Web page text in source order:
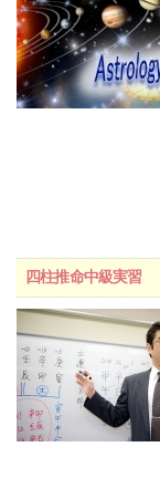
四柱推命中級実習